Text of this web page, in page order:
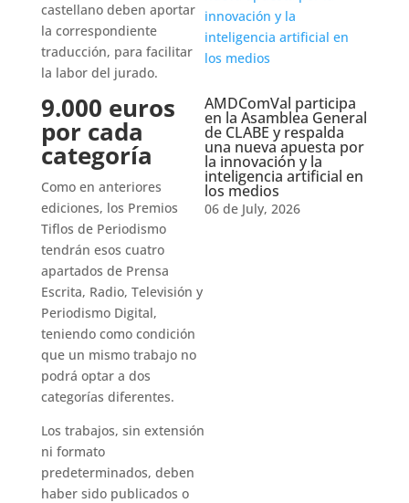
castellano deben aportar
la correspondiente
traducción, para facilitar
la labor del jurado.
9.000 euros
por cada
categoría
Como en anteriores
ediciones, los Premios
Tiflos de Periodismo
tendrán esos cuatro
apartados de Prensa
Escrita, Radio, Televisión y
Periodismo Digital,
teniendo como condición
que un mismo trabajo no
podrá optar a dos
categorías diferentes.
Los trabajos, sin extensión
ni formato
predeterminados, deben
haber sido publicados o
AMDComVal participa
en la Asamblea General
de CLABE y respalda
una nueva apuesta por
la innovación y la
inteligencia artificial en
los medios
06 de July, 2026